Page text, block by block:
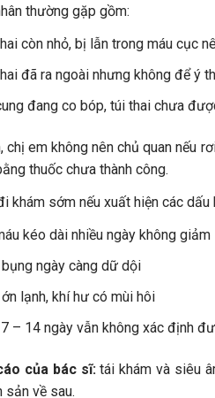
thường gặp gồm:
còn nhỏ, bị lẫn trong máu cục
đã ra ngoài nhưng không để ý
đang co bóp, túi thai chưa
chị em không nên chủ quan nếu
thuốc chưa thành công.
khám sớm nếu xuất hiện các dấu
kéo dài nhiều ngày không giảm
ngày càng dữ dội
lạnh, khí hư có mùi hôi
– 14 ngày vẫn không xác định
của bác sĩ:tái khám và siêu
sản về sau.